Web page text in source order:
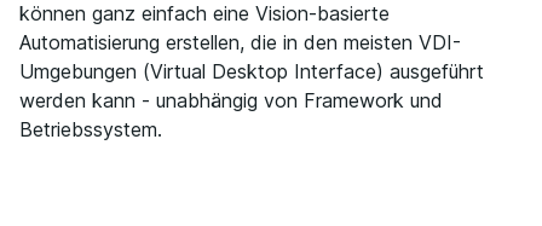
können ganz einfach eine Vision-basierte
Automatisierung erstellen, die in den meisten VDI-
Umgebungen (Virtual Desktop Interface) ausgeführt
werden kann - unabhängig von Framework und
Betriebssystem.​